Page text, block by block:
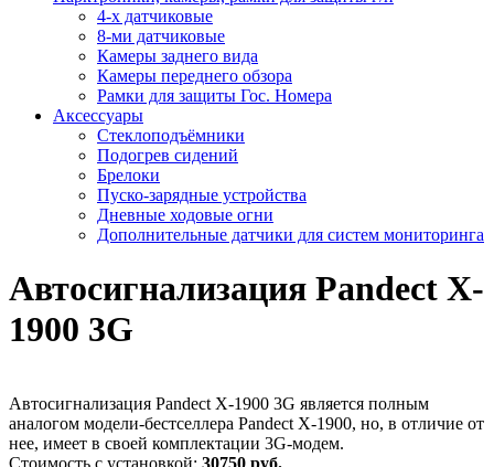
4-х датчиковые
8-ми датчиковые
Камеры заднего вида
Камеры переднего обзора
Рамки для защиты Гос. Номера
Аксессуары
Стеклоподъёмники
Подогрев сидений
Брелоки
Пуско-зарядные устройства
Дневные ходовые огни
Дополнительные датчики для систем мониторинга
Автосигнализация Pandect X-
1900 3G
Автосигнализация Pandect X-1900 3G является полным
аналогом модели-бестселлера Pandect X-1900, но, в отличие от
нее, имеет в своей комплектации 3G-модем.
Стоимость с установкой: 30750 руб.